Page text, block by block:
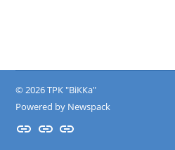
© 2026 ТРК "ВіККа"
Powered by Newspack
Insta
YouTube
FB